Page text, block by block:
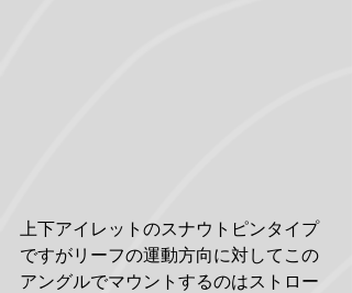
上下アイレットのスナウトピンタイプ
ですがリーフの運動方向に対してこの
アングルでマウントするのはストロー